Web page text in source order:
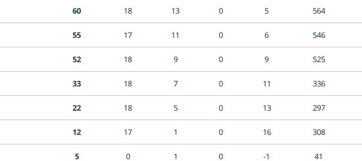
60 18 13 0 5 564
55 17 11 0 6 546
52 18 9 0 9 525
33 18 7 0 11 336
22 18 5 0 13 297
12 17 1 0 16 308
5 0 1 0 -1 41